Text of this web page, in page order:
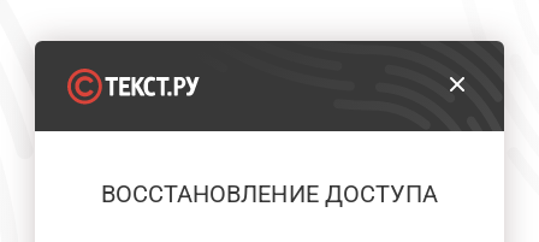
ВОССТАНОВЛЕНИЕ ДОСТУПА